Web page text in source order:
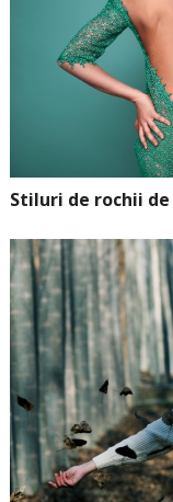
Stiluri de rochii